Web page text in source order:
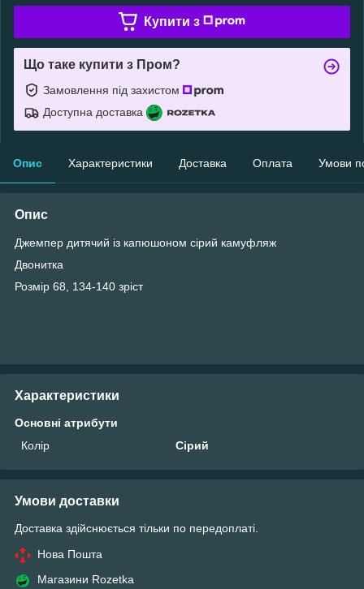
Купити з
Що таке купити з Пром?
Замовлення під захистом
Доступна доставка
Опис Характеристики Доставка Оплата Умови
Опис
Джемпер дитячий із капюшоном сірий камуфляж
Двонитка
Розмір 68, 134-140 зріст
Характеристики
Основні атрибути
Колір
Сірий
Умови доставки
Доставка здійснюється тільки по передоплаті.
Нова Пошта
Магазини Rozetka